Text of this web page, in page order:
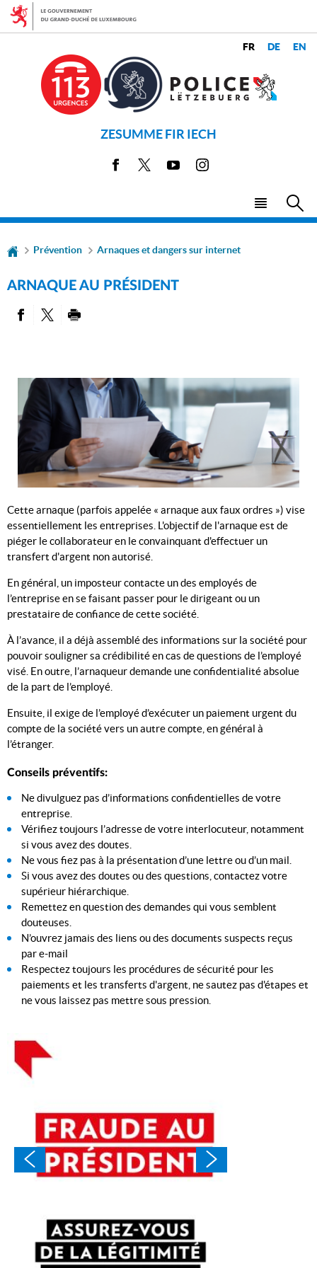
Aller
Aller
ZESUMME FIR IECH
Facebook YoutubeInstagram
Menu
LANGUE
Prévention Arnaques et dangers sur internet
ARNAQUE AU PRÉSIDENT
Cette arnaque (parfois appelée « arnaque aux faux ordres ») vise
essentiellement les entreprises. L'objectif de l'arnaque est de
piéger le collaborateur en le convainquant d'effectuer un
transfert d'argent non autorisé.
En général, un imposteur contacte un des employés de
l’entreprise en se faisant passer pour le dirigeant ou un
prestataire de confiance de cette société.
À l’avance, il a déjà assemblé des informations sur la société pour
pouvoir souligner sa crédibilité en cas de questions de l’employé
visé. En outre, l’arnaqueur demande une confidentialité absolue
de la part de l’employé.
Ensuite, il exige de l’employé d’exécuter un paiement urgent du
compte de la société vers un autre compte, en général à
l’étranger.
Conseils préventifs:
Ne divulguez pas d’informations confidentielles de votre
entreprise.
Vérifiez toujours l’adresse de votre interlocuteur, notamment
si vous avez des doutes.
Ne vous fiez pas à la présentation d’une lettre ou d’un mail.
Si vous avez des doutes ou des questions, contactez votre
supérieur hiérarchique.
Remettez en question des demandes qui vous semblent
douteuses.
N’ouvrez jamais des liens ou des documents suspects reçus
par e-mail
Respectez toujours les procédures de sécurité pour les
paiements et les transferts d'argent, ne sautez pas d'étapes et
ne vous laissez pas mettre sous pression.